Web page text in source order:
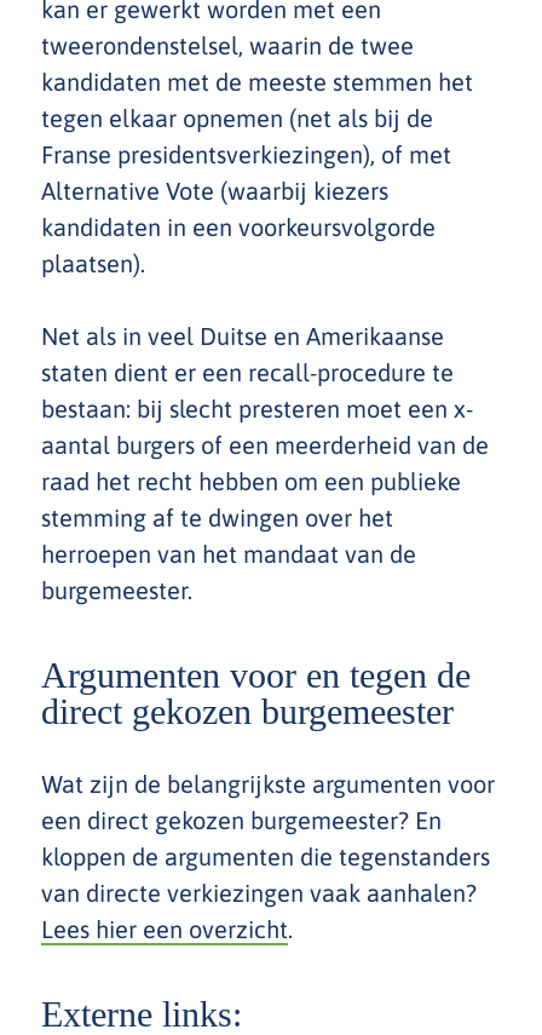
kan er gewerkt worden met een
tweerondenstelsel, waarin de twee
kandidaten met de meeste stemmen het
tegen elkaar opnemen (net als bij de
Franse presidentsverkiezingen), of met
Alternative Vote (waarbij kiezers
kandidaten in een voorkeursvolgorde
plaatsen).
Net als in veel Duitse en Amerikaanse
staten dient er een recall-procedure te
bestaan: bij slecht presteren moet een x-
aantal burgers of een meerderheid van de
raad het recht hebben om een publieke
stemming af te dwingen over het
herroepen van het mandaat van de
burgemeester.
Argumenten voor en tegen de
direct gekozen burgemeester
Wat zijn de belangrijkste argumenten voor
een direct gekozen burgemeester? En
kloppen de argumenten die tegenstanders
van directe verkiezingen vaak aanhalen?
Lees hier een overzicht.
Externe links: